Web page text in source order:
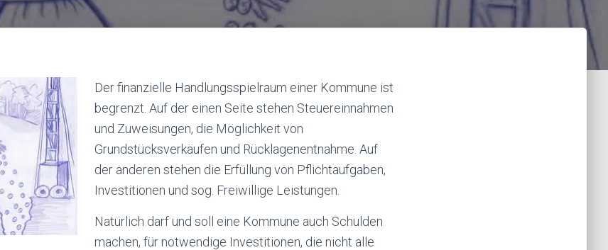
Der finanzielle Handlungsspielraum einer Kommune ist
begrenzt. Auf der einen Seite stehen Steuereinnahmen
und Zuweisungen, die Möglichkeit von
Grundstücksverkäufen und Rücklagenentnahme. Auf
der anderen stehen die Erfüllung von Pflichtaufgaben,
Investitionen und sog. Freiwillige Leistungen.
Natürlich darf und soll eine Kommune auch Schulden
machen, für notwendige Investitionen, die nicht alle